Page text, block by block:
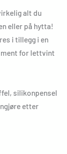
alt du
eller på hytta!
i tillegg i en
ment for lettvint
silikonpensel
etter